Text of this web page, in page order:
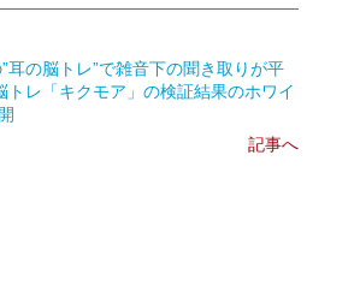
耳の脳トレ”で雑音下の聞き取りが平
レ「キクモア」の検証結果のホワイ
記事へ